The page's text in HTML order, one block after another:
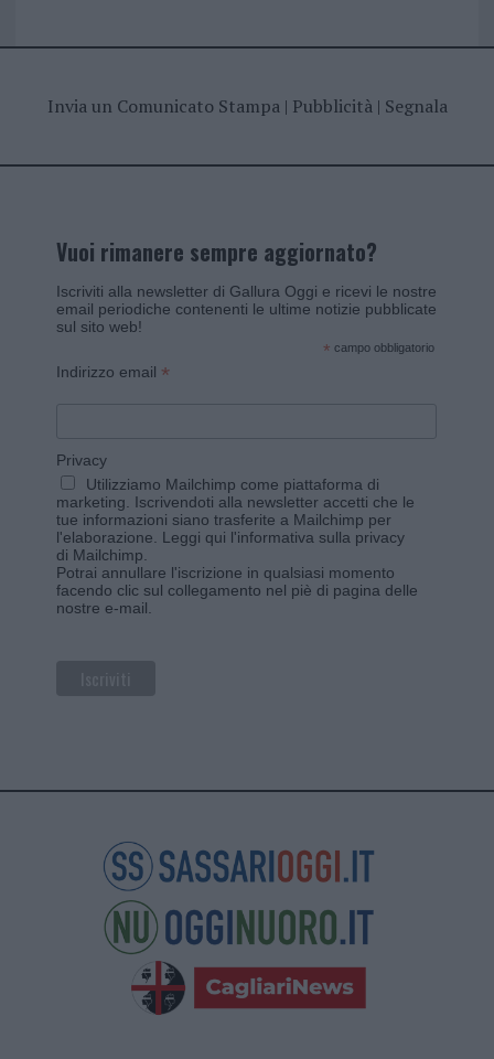
Invia un Comunicato Stampa| Pubblicità| Segnala
Vuoi rimanere sempre aggiornato?
Iscriviti alla newsletter di Gallura Oggi e ricevi le nostre
email periodiche contenenti le ultime notizie pubblicate
sul sito web!
* campo obbligatorio
Indirizzo email *
Privacy
Utilizziamo Mailchimp come piattaforma di
marketing. Iscrivendoti alla newsletter accetti che le
tue informazioni siano trasferite a Mailchimp per
l'elaborazione. Leggi qui l'informativa sulla privacy
di Mailchimp
Potrai annullare l'iscrizione in qualsiasi momento
facendo clic sul collegamento nel piè di pagina delle
nostre e-mail.